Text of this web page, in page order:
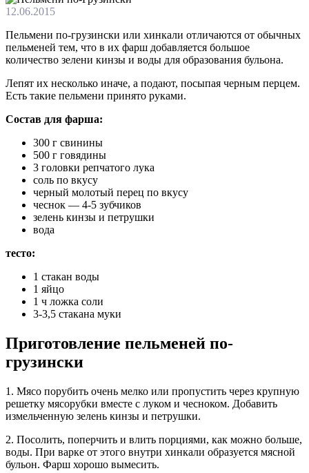
12.06.2015
Пельмени по-грузински или хинкали отличаются от обычных
пельменей тем, что в их фарш добавляется большое
количество зелени кинзы и воды для образования бульона.
Лепят их несколько иначе, а подают, посыпая черным перцем.
Есть такие пельмени принято руками.
Состав для фарша:
300 г свинины
500 г говядины
3 головки репчатого лука
соль по вкусу
черный молотый перец по вкусу
чеснок — 4-5 зубчиков
зелень кинзы и петрушки
вода
тесто:
1 стакан воды
1 яйцо
1 ч ложка соли
3-3,5 стакана муки
Приготовление пельменей по-
грузински
1. Мясо порубить очень мелко или пропустить через крупную
решетку мясорубки вместе с луком и чесноком. Добавить
измельченную зелень кинзы и петрушки.
2. Посолить, поперчить и влить порциями, как можно больше,
воды. При варке от этого внутри хинкали образуется мясной
бульон. Фарш хорошо вымесить.